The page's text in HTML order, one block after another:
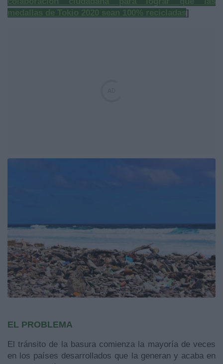
]
EL PROBLEMA
El tránsito de la basura comienza la mayoría de veces
en los países desarrollados que la generan y acaba en